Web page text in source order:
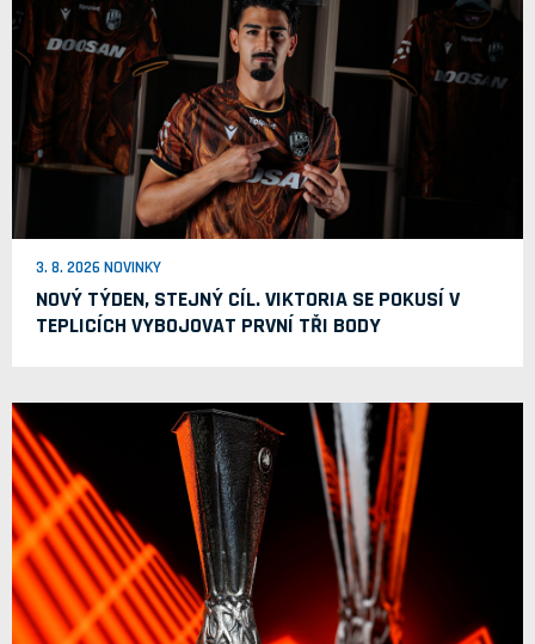
3. 8. 2026 NOVINKY
NOVÝ TÝDEN, STEJNÝ CÍL. VIKTORIA SE POKUSÍ V
TEPLICÍCH VYBOJOVAT PRVNÍ TŘI BODY